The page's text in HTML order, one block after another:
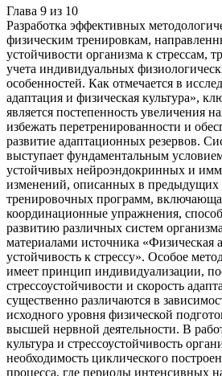
Глава 9 из 10
Разработка эффективных
физическим тренировкам,
устойчивости организма к стрессам,
учета индивидуальных
особенностей. Как отмечается в
адаптация и физическая культура»,
является постепенность увеличения
избежать перетренированности и
развитие адаптационных резервов.
выступает фундаментальным
устойчивых нейроэндокринных и
изменений, описанных в предыдущих
тренировочных программ,
координационные упражнения,
развитию различных систем
материалами источника «Физическая
устойчивость к стрессу». Особое
имеет принцип индивидуализации,
стрессоустойчивости и скорость
существенно различаются в
исходного уровня физической
высшей нервной деятельности. В
культура и стрессоустойчивость
необходимость циклического
процесса, где периоды интенсивных